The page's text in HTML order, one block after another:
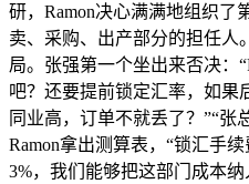
研，Ramon决心满满地组织了
卖、采购、出产部分的担任人
局。张强第一个坐出来否决：
吧？还要提前锁定汇率，如果
同业高，订单不就丢了？”“张
Ramon拿出测算表，“锁汇手
3%，我们能够把这部门成本